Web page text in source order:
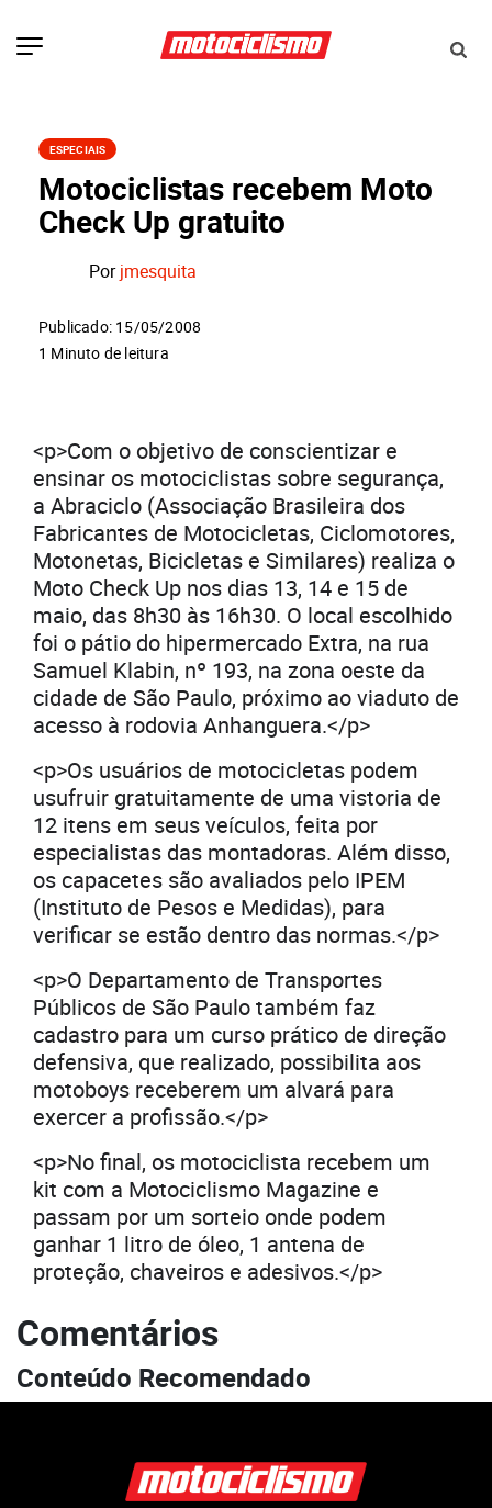
ESPECIAIS
Motociclistas recebem Moto
Check Up gratuito
Porjmesquita
Publicado: 15/05/2008
1 Minuto de leitura
<p>Com o objetivo de conscientizar e
ensinar os motociclistas sobre segurança,
a Abraciclo (Associação Brasileira dos
Fabricantes de Motocicletas, Ciclomotores,
Motonetas, Bicicletas e Similares) realiza o
Moto Check Up nos dias 13, 14 e 15 de
maio, das 8h30 às 16h30. O local escolhido
foi o pátio do hipermercado Extra, na rua
Samuel Klabin, nº 193, na zona oeste da
cidade de São Paulo, próximo ao viaduto de
acesso à rodovia Anhanguera.</p>
<p>Os usuários de motocicletas podem
usufruir gratuitamente de uma vistoria de
12 itens em seus veículos, feita por
especialistas das montadoras. Além disso,
os capacetes são avaliados pelo IPEM
(Instituto de Pesos e Medidas), para
verificar se estão dentro das normas.</p>
<p>O Departamento de Transportes
Públicos de São Paulo também faz
cadastro para um curso prático de direção
defensiva, que realizado, possibilita aos
motoboys receberem um alvará para
exercer a profissão.</p>
<p>No final, os motociclista recebem um
kit com a Motociclismo Magazine e
passam por um sorteio onde podem
ganhar 1 litro de óleo, 1 antena de
proteção, chaveiros e adesivos.</p>
Comentários
Conteúdo Recomendado